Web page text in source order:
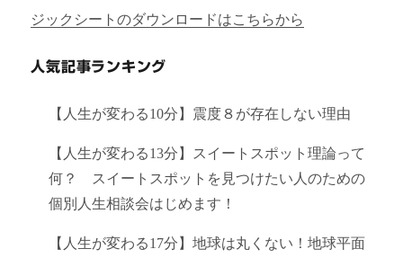
ジックシートのダウンロードはこちらから
人気記事ランキング
【人生が変わる10分】震度８が存在しない理由
【人生が変わる13分】スイートスポット理論って
何？ スイートスポットを見つけたい人のための
個別人生相談会はじめます！
【人生が変わる17分】地球は丸くない！地球平面